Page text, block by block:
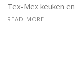
Tex-Mex keuken en
READ MORE